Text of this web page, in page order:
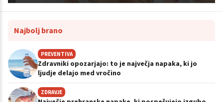
Najbolj brano
PREVENTIVA
Zdravniki opozarjajo: to je največja napaka, ki jo
ljudje delajo med vročino
ZDRAVJE